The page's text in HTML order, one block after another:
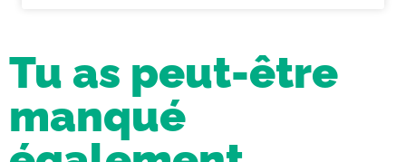
Tu as peut-être
manqué